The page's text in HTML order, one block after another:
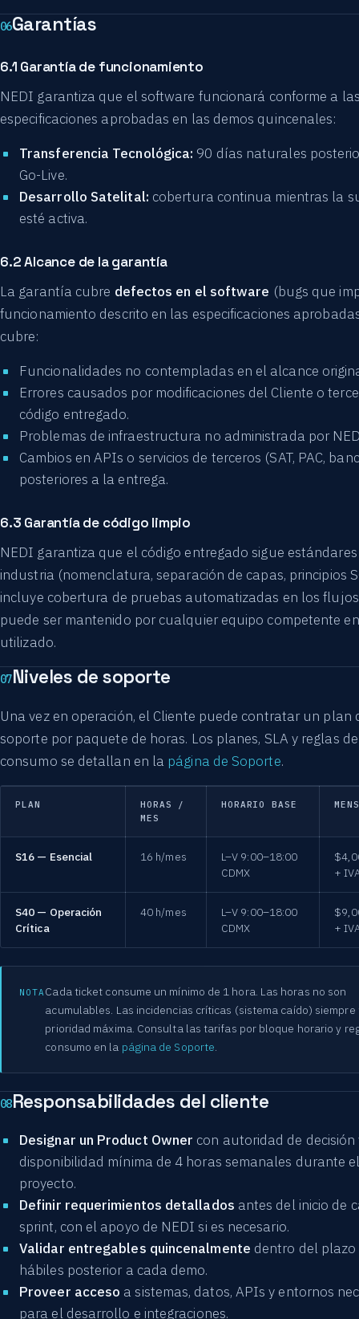
06Garantías
6.1 Garantía de funcionamiento
NEDI garantiza que el software funcionará conforme a
especificaciones aprobadas en las demos quincenales:
Transferencia Tecnológica: 90 días naturales
Go-Live.
Desarrollo Satelital: cobertura continua mientras la
esté activa.
6.2 Alcance de la garantía
La garantía cubre defectos en el software (bugs que
funcionamiento descrito en las especificaciones
cubre:
Funcionalidades no contempladas en el alcance
Errores causados por modificaciones del Cliente o
código entregado.
Problemas de infraestructura no administrada por
Cambios en APIs o servicios de terceros (SAT, PAC,
posteriores a la entrega.
6.3 Garantía de código limpio
NEDI garantiza que el código entregado sigue
industria (nomenclatura, separación de capas, principios
incluye cobertura de pruebas automatizadas en los
puede ser mantenido por cualquier equipo competente
utilizado.
07Niveles de soporte
Una vez en operación, el Cliente puede contratar un plan
soporte por paquete de horas. Los planes, SLA y reglas de
consumo se detallan en la página de Soporte.
PLAN
HORAS /
MES
HORARIO BASE
S16 — Esencial 16 h/mes
L–V 9:00–18:00
CDMX
+
S40 — Operación
Crítica
40 h/mes
L–V 9:00–18:00
CDMX
+
NOTA Cada ticket consume un mínimo de 1 hora. Las horas no son
acumulables. Las incidencias críticas (sistema caído)
prioridad máxima. Consulta las tarifas por bloque horario y
consumo en la página de Soporte.
08Responsabilidades del cliente
Designar un Product Owner con autoridad de decisión
disponibilidad mínima de 4 horas semanales durante
proyecto.
Definir requerimientos detallados antes del inicio de
sprint, con el apoyo de NEDI si es necesario.
Validar entregables quincenalmente dentro del
hábiles posterior a cada demo.
Proveer acceso a sistemas, datos, APIs y entornos
para el desarrollo e integraciones.